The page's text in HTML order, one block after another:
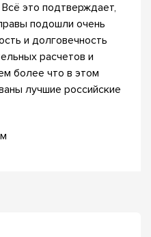
это подтверждает,
подошли очень
и долговечность
расчетов и
более что в этом
лучшие российские